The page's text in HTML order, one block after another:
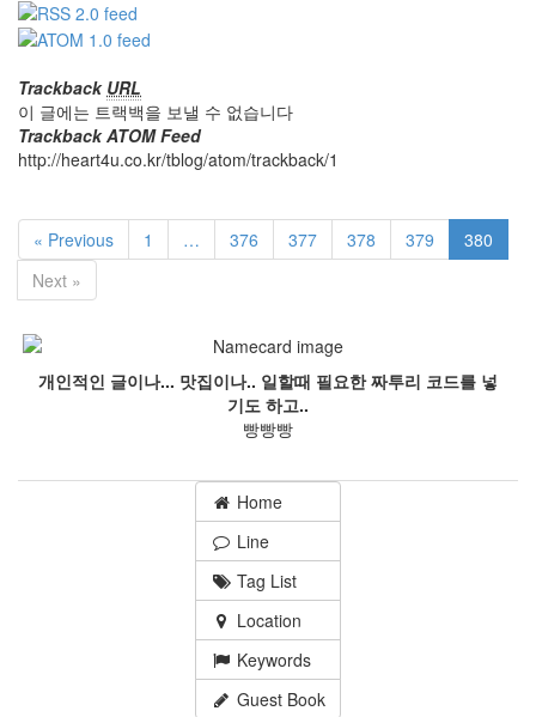
Trackback URL
이 글에는 트랙백을 보낼 수 없습니다
Trackback ATOM Feed
http://heart4u.co.kr/tblog/atom/trackback/1
« Previous 1 … 376 377 378 379
380
Next »
개인적인 글이나... 맛집이나.. 일할때 필요한 짜투리 코드를 넣
기도 하고..
빵빵빵
Home
Line
Tag List
Location
Keywords
Guest Book